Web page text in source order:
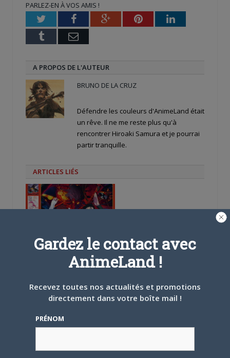
fenêtre) fenêtre) nouvelle
fenêtre)
PARLEZ-EN À VOS AMIS !
TwitterFacebookGoogle+PinterestLinkedIn
Tumblr Email
A PROPOS DE L'AUTEUR
BRUNO DE LA CRUZ
Défendre les couleurs d'AnimeLand était
un rêve. Il ne me reste plus qu'à
rencontrer Hiroaki Samura et je pourrai
partir tranquille.
ARTICLES LIÉS
5 AOÛT 2026 0
L’AnimeLand Hors-Série
– Spécial Posters est
4 AOÛT 2026 0
Gardez le contact avec
AnimeLand !
Recevez toutes nos actualités et promotions
directement dans votre boîte mail !
PRÉNOM